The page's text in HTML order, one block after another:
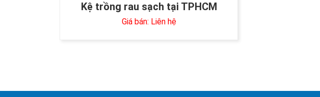
Kệ trồng rau sạch tại TPHCM
Giá bán: Liên hệ